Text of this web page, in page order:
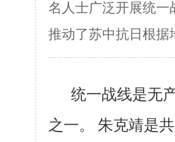
名人士广泛开展统一
推动了苏中抗日根据
统一战线是无
之一。 朱克靖是